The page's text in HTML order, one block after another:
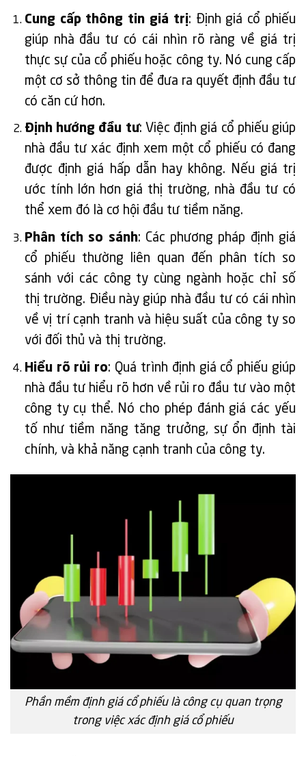
Cung cấp thông tin giá trị: Định giá cổ phiếu
giúp nhà đầu tư có cái nhìn rõ ràng về giá trị
thực sự của cổ phiếu hoặc công ty. Nó cung cấp
một cơ sở thông tin để đưa ra quyết định đầu tư
có căn cứ hơn.
Định hướng đầu tư: Việc định giá cổ phiếu giúp
nhà đầu tư xác định xem một cổ phiếu có đang
được định giá hấp dẫn hay không. Nếu giá trị
ước tính lớn hơn giá thị trường, nhà đầu tư có
thể xem đó là cơ hội đầu tư tiềm năng.
Phân tích so sánh: Các phương pháp định giá
cổ phiếu thường liên quan đến phân tích so
sánh với các công ty cùng ngành hoặc chỉ số
thị trường. Điều này giúp nhà đầu tư có cái nhìn
về vị trí cạnh tranh và hiệu suất của công ty so
với đối thủ và thị trường.
Hiểu rõ rủi ro: Quá trình định giá cổ phiếu giúp
nhà đầu tư hiểu rõ hơn về rủi ro đầu tư vào một
công ty cụ thể. Nó cho phép đánh giá các yếu
tố như tiềm năng tăng trưởng, sự ổn định tài
chính, và khả năng cạnh tranh của công ty.
Phần mềm định giá cổ phiếu là công cụ quan trọng
trong việc xác định giá cổ phiếu